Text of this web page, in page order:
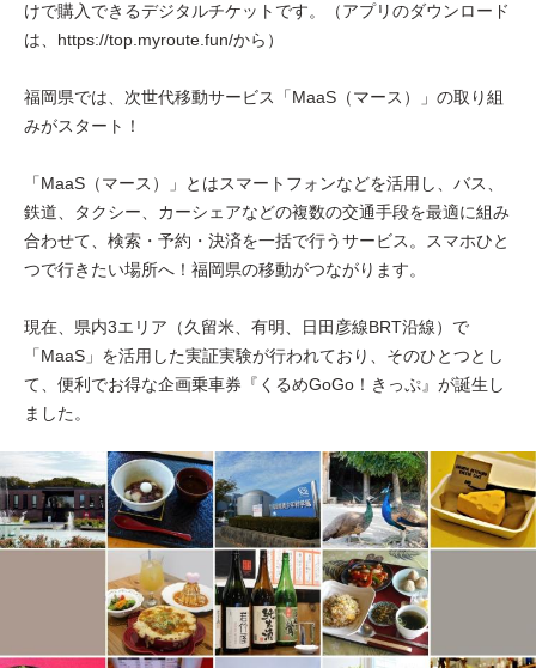
けで購入できるデジタルチケットです。（アプリのダウンロード
は、https://top.myroute.fun/から）
福岡県では、次世代移動サービス「MaaS（マース）」の取り組
みがスタート！
「MaaS（マース）」とはスマートフォンなどを活用し、バス、
鉄道、タクシー、カーシェアなどの複数の交通手段を最適に組み
合わせて、検索・予約・決済を一括で行うサービス。スマホひと
つで行きたい場所へ！福岡県の移動がつながります。
現在、県内3エリア（久留米、有明、日田彦線BRT沿線）で
「MaaS」を活用した実証実験が行われており、そのひとつとし
て、便利でお得な企画乗車券『くるめGoGo！きっぷ』が誕生し
ました。